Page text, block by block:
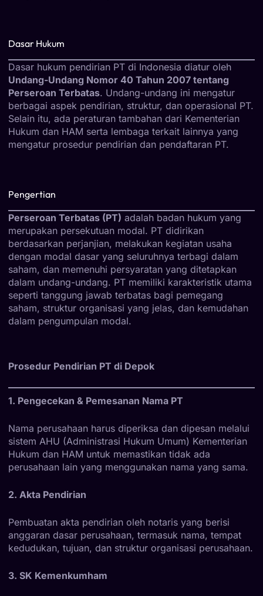
Dasar Hukum
Dasar hukum pendirian PT di Indonesia diatur oleh
Undang-Undang Nomor 40 Tahun 2007 tentang
Perseroan Terbatas. Undang-undang ini mengatur
berbagai aspek pendirian, struktur, dan operasional PT.
Selain itu, ada peraturan tambahan dari Kementerian
Hukum dan HAM serta lembaga terkait lainnya yang
mengatur prosedur pendirian dan pendaftaran PT.
Pengertian
Perseroan Terbatas (PT) adalah badan hukum yang
merupakan persekutuan modal. PT didirikan
berdasarkan perjanjian, melakukan kegiatan usaha
dengan modal dasar yang seluruhnya terbagi dalam
saham, dan memenuhi persyaratan yang ditetapkan
dalam undang-undang. PT memiliki karakteristik utama
seperti tanggung jawab terbatas bagi pemegang
saham, struktur organisasi yang jelas, dan kemudahan
dalam pengumpulan modal.
Prosedur Pendirian PT di Depok
1. Pengecekan & Pemesanan Nama PT
Nama perusahaan harus diperiksa dan dipesan melalui
sistem AHU (Administrasi Hukum Umum) Kementerian
Hukum dan HAM untuk memastikan tidak ada
perusahaan lain yang menggunakan nama yang sama.
2. Akta Pendirian
Pembuatan akta pendirian oleh notaris yang berisi
anggaran dasar perusahaan, termasuk nama, tempat
kedudukan, tujuan, dan struktur organisasi perusahaan.
3. SK Kemenkumham